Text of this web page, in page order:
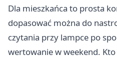
Dla mieszkańca to prosta
dopasować można do
czytania przy lampce po
wertowanie w weekend.